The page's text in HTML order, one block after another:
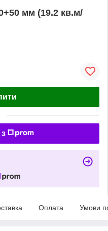
мм (19.2 кв.м/
Оплата Умови